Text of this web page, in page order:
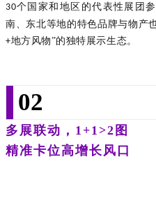
30个国家和地区的代表性展团
南、东北等地的特色品牌与物产
+地方风物”的独特展示生态。
02
多展联动，1+1>2 图
精准卡位高增长风口